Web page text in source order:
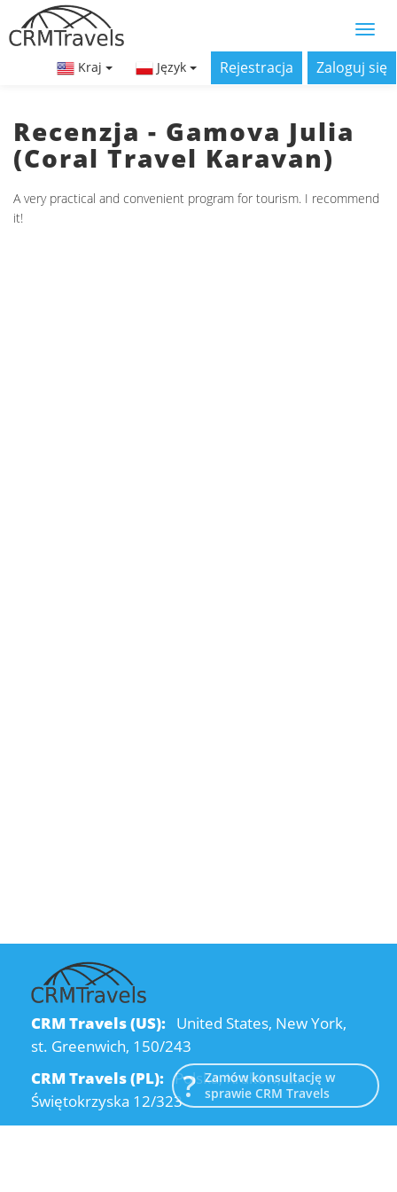
Kraj Język Rejestracja Zaloguj się
Recenzja - Gamova Julia
(Coral Travel Karavan)
A very practical and convenient program for tourism. I recommend
it!
CRM Travels (US): United States, New York,
st. Greenwich, 150/243
CRM Travels (PL): Polska, Kraków, ul.
Świętokrzyska 12/323
Zamów konsultację w
sprawie CRM Travels